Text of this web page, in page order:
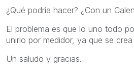
¿Qué podría hacer? ¿Con un
El problema es que lo uno todo
unirlo por medidor, ya que se
Un saludo y gracias.